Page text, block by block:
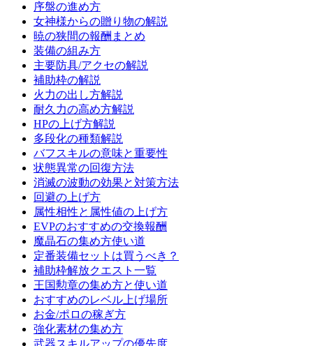
序盤の進め方
女神様からの贈り物の解説
暁の狭間の報酬まとめ
装備の組み方
主要防具/アクセの解説
補助枠の解説
火力の出し方解説
耐久力の高め方解説
HPの上げ方解説
多段化の種類解説
バフスキルの意味と重要性
状態異常の回復方法
消滅の波動の効果と対策方法
回避の上げ方
属性相性と属性値の上げ方
EVPのおすすめの交換報酬
魔晶石の集め方使い道
定番装備セットは買うべき？
補助枠解放クエスト一覧
王国勲章の集め方と使い道
おすすめのレベル上げ場所
お金/ポロの稼ぎ方
強化素材の集め方
武器スキルアップの優先度